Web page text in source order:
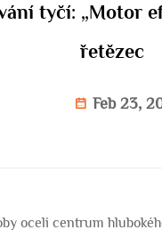
tyčí: „Motor
řetězec
Feb 23,
oceli centrum